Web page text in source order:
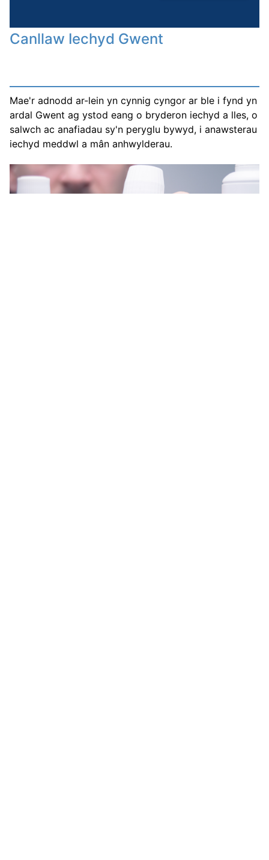
Canllaw Iechyd Gwent
Mae'r adnodd ar-lein yn cynnig cyngor ar ble i fynd yn
ardal Gwent ag ystod eang o bryderon iechyd a lles, o
salwch ac anafiadau sy'n peryglu bywyd, i anawsterau
iechyd meddwl a mân anhwylderau.